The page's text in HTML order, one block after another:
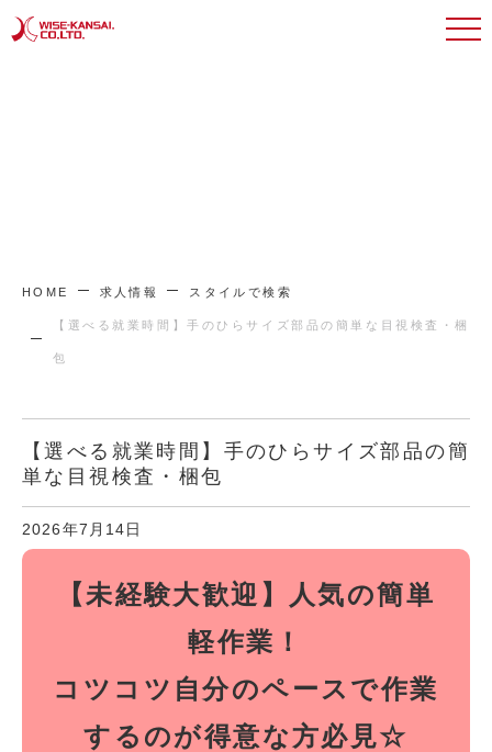
HOME 求人情報 スタイルで検索
【選べる就業時間】手のひらサイズ部品の簡単な目視検査・梱
包
【選べる就業時間】手のひらサイズ部品の簡
単な目視検査・梱包
2026年7月14日
【未経験大歓迎】人気の簡単
軽作業！
コツコツ自分のペースで作業
するのが得意な方必見☆